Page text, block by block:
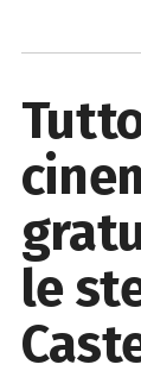
le